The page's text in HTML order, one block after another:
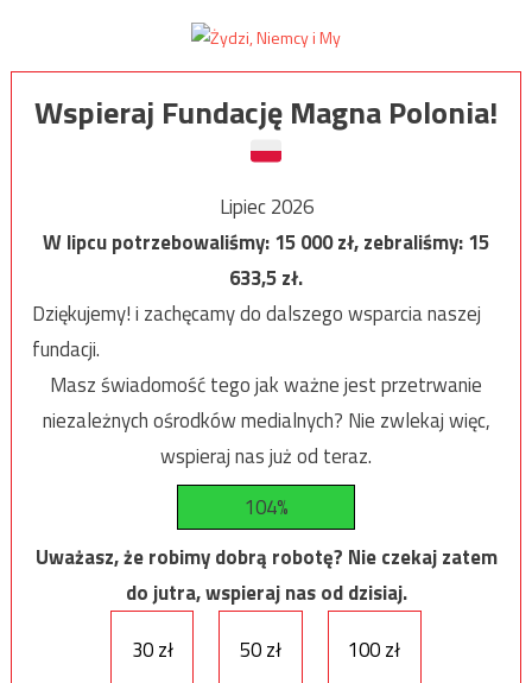
Wspieraj Fundację Magna Polonia!
Lipiec 2026
W lipcu potrzebowaliśmy:15 000zł, zebraliśmy:15
633,5zł.
Dziękujemy! i zachęcamy do dalszego wsparcia naszej
fundacji.
Masz świadomość tego jak ważne jest przetrwanie
niezależnych ośrodków medialnych? Nie zwlekaj więc,
wspieraj nas już od teraz.
104%
Uważasz, że robimy dobrą robotę? Nie czekaj zatem
do jutra, wspieraj nas od dzisiaj.
30 zł
50 zł 100 zł